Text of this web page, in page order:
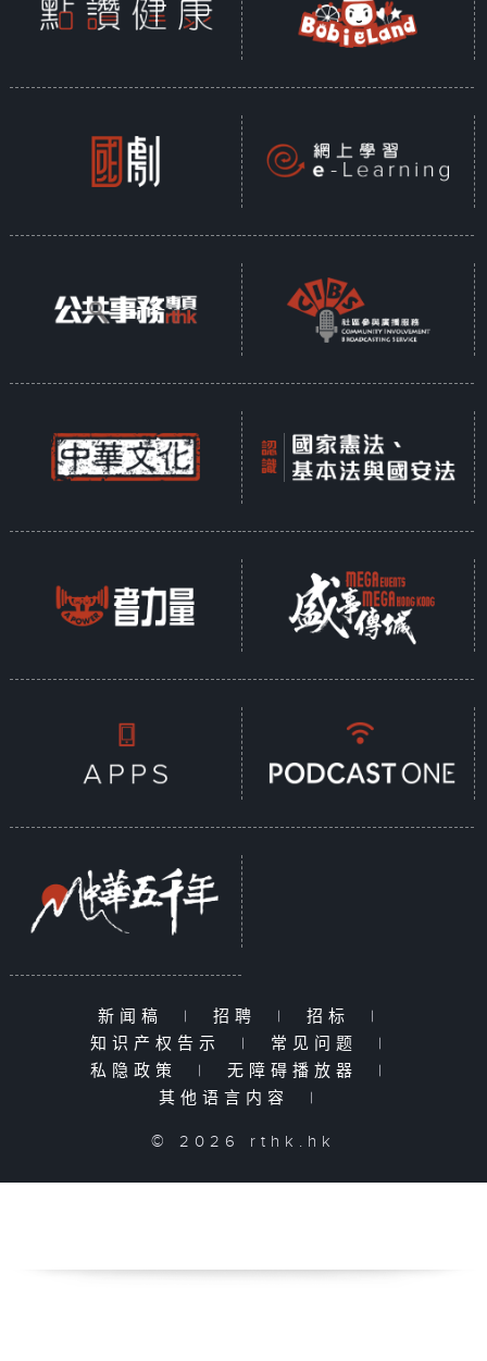
新闻稿 | 招聘 | 招标
|
知识产权告示
| 常见问题
|
私隐政策
| 无障碍播放器
|
其他语言内容
|
© 2026 rthk.hk